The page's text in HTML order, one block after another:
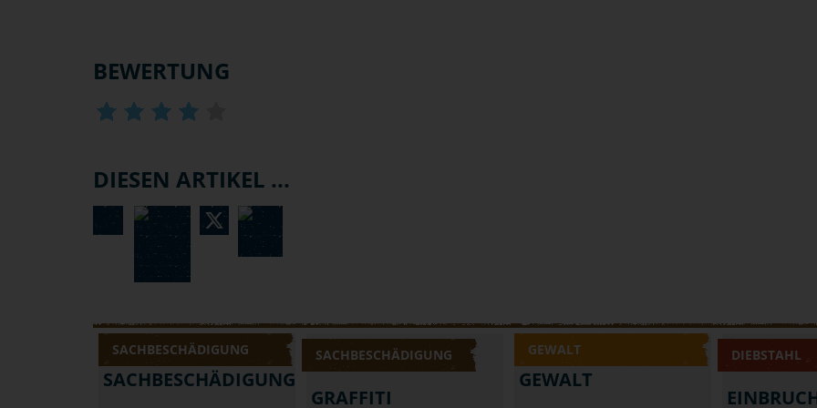
BEWERTUNG
DIESEN ARTIKEL ...
SACHBESCHÄDIGUNG
SACHBESCHÄDIGUNG
SACHBESCHÄDIGUNG
GRAFFITI
GEWALT
GEWALT
DIEBSTAHL